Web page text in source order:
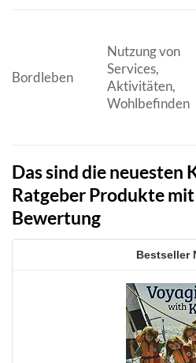
Bordleben
Nutzung von
Services,
Aktivitäten,
Wohlbefinden
Das sind die neuesten
Ratgeber Produkte
Bewertung